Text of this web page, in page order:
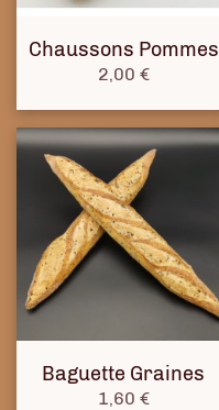
Chaussons Pommes
Prix
2,00 €
Baguette Graines
Prix
1,60 €